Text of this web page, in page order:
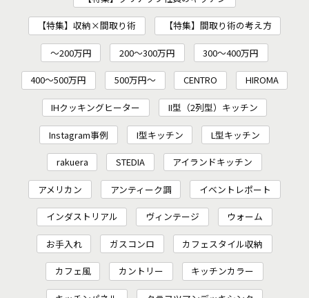
【特集】収納×間取り術 【特集】間取り術の考え方
～200万円 200〜300万円 300～400万円
400～500万円 500万円～ CENTRO HIROMA
IHクッキングヒーター II型（2列型）キッチン
Instagram事例 I型キッチン L型キッチン
rakuera STEDIA アイランドキッチン
アメリカン アンティーク調 イベントレポート
インダストリアル ヴィンテージ ウォーム
お手入れ ガスコンロ カフェスタイル収納
カフェ風 カントリー キッチンカラー